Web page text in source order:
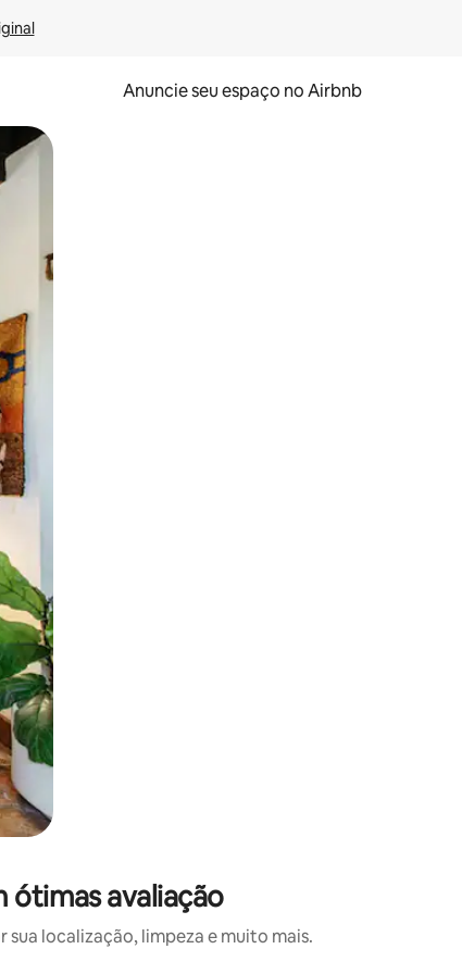
Anuncie seu espaço no Airbnb
o dedo na tela.
ótimas avaliação
localização, limpeza e muito mais.